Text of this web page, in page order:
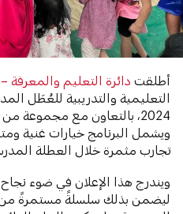
أطلقتدائرة التعليم والمعرفة –
التعليمية والتدريبية للعُطَل
2024، بالتعاون مع مجموعة
ويشمل البرنامج خيارات غنية
تجارب مثمرة خلال العطلة
ليضمن بذلك سلسلةً مستمرةً من